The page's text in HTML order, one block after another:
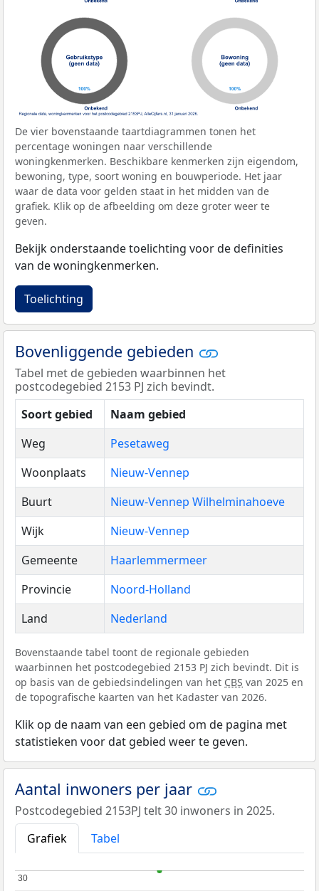
De vier bovenstaande taartdiagrammen tonen het
percentage woningen naar verschillende
woningkenmerken. Beschikbare kenmerken zijn eigendom,
bewoning, type, soort woning en bouwperiode. Het jaar
waar de data voor gelden staat in het midden van de
grafiek. Klik op de afbeelding om deze groter weer te
geven.
Bekijk onderstaande toelichting voor de definities
van de woningkenmerken.
Toelichting
Bovenliggende gebieden
Tabel met de gebieden waarbinnen het
postcodegebied 2153 PJ zich bevindt.
Soort gebied
Naam gebied
Weg
Pesetaweg
Woonplaats
Nieuw-Vennep
Buurt
Nieuw-Vennep Wilhelminahoeve
Wijk
Nieuw-Vennep
Gemeente
Haarlemmermeer
Provincie
Noord-Holland
Land
Nederland
Bovenstaande tabel toont de regionale gebieden
waarbinnen het postcodegebied 2153 PJ zich bevindt. Dit is
op basis van de gebiedsindelingen van het CBS van 2025 en
de topografische kaarten van het Kadaster van 2026.
Klik op de naam van een gebied om de pagina met
statistieken voor dat gebied weer te geven.
Aantal inwoners per jaar
Postcodegebied 2153PJ telt 30 inwoners in 2025.
Grafiek
Tabel
30
30